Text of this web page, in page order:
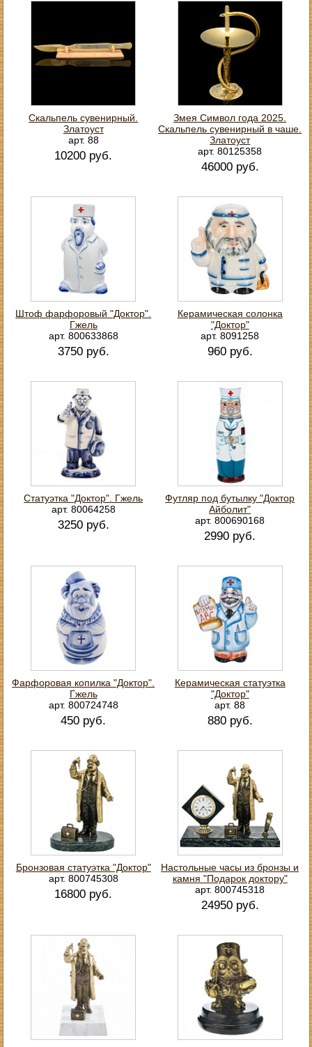
Скальпель сувенирный.
Златоуст
арт. 88
10200 руб.
Змея Символ года 2025.
Скальпель сувенирный в чаше.
Златоуст
арт. 80125358
46000 руб.
Штоф фарфоровый "Доктор".
Гжель
арт. 800633868
3750 руб.
Керамическая солонка
"Доктор"
арт. 8091258
960 руб.
Статуэтка "Доктор". Гжель
арт. 80064258
3250 руб.
Футляр под бутылку "Доктор
Айболит"
арт. 800690168
2990 руб.
Фарфоровая копилка "Доктор".
Гжель
арт. 800724748
450 руб.
Керамическая статуэтка
"Доктор"
арт. 88
880 руб.
Бронзовая статуэтка "Доктор"
арт. 800745308
16800 руб.
Настольные часы из бронзы и
камня "Подарок доктору"
арт. 800745318
24950 руб.